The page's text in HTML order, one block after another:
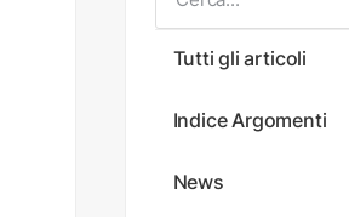
Tutti gli articoli
Indice Argomenti
News